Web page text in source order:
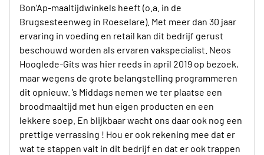
Bon’Ap-maaltijdwinkels heeft (o.a. in de
Brugsesteenweg in Roeselare). Met meer dan 30 jaar
ervaring in voeding en retail kan dit bedrijf gerust
beschouwd worden als ervaren vakspecialist. Neos
Hooglede-Gits was hier reeds in april 2019 op bezoek,
maar wegens de grote belangstelling programmeren
dit opnieuw. ’s Middags nemen we ter plaatse een
broodmaaltijd met hun eigen producten en een
lekkere soep. En blijkbaar wacht ons daar ook nog een
prettige verrassing ! Hou er ook rekening mee dat er
wat te stappen valt in dit bedrijf en dat er ook trappen